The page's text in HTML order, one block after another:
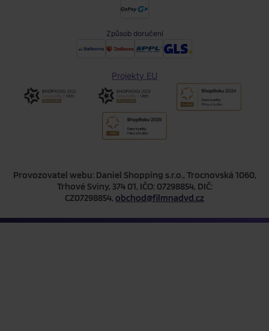
Způsob doručení
Projekty EU
Provozovatel webu: Daniel Shopping s.r.o., Trocnovská 1060,
Trhové Sviny, 374 01, IČO: 07298854, DIČ:
CZ07298854, obchod@filmnadvd.cz